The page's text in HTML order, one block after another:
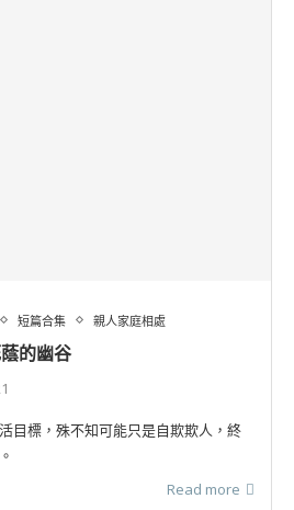
短篇合集 親人家庭相處
的幽谷
目標，殊不知可能只是自欺欺人，終
Read more